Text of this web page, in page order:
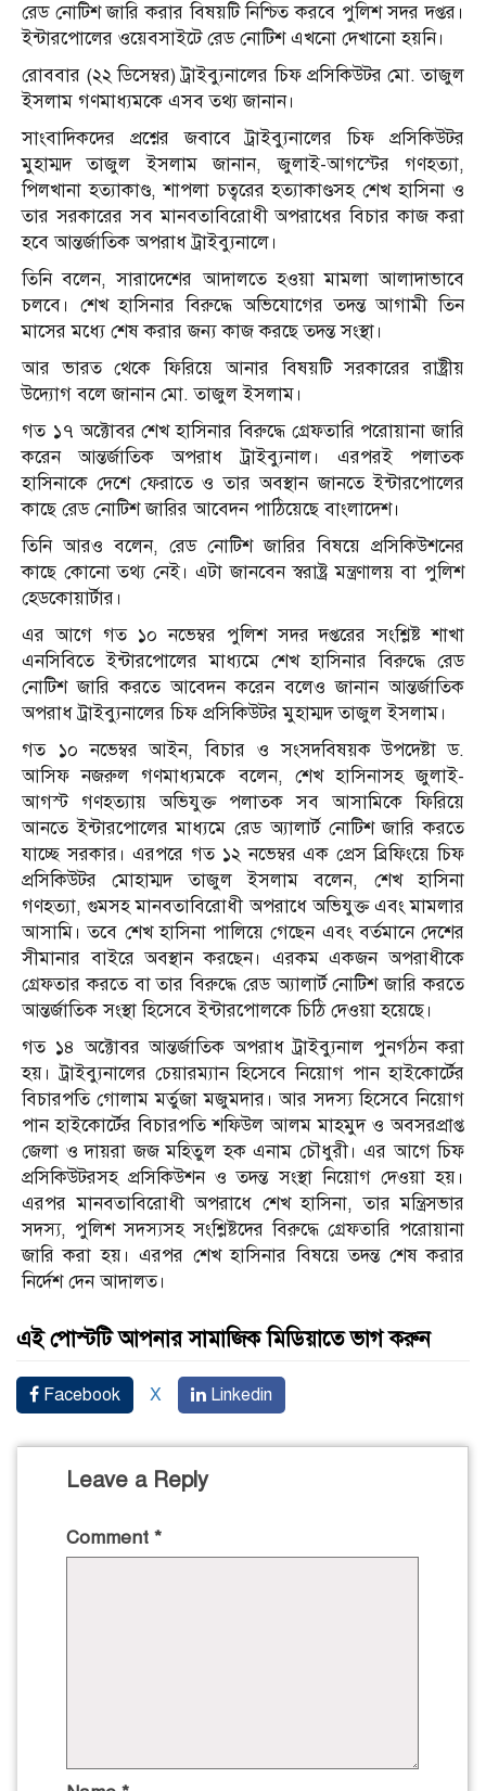
রেড নোটিশ জারি করার বিষয়টি নিশ্চিত করবে পুলিশ সদর দপ্তর।
ইন্টারপোলের ওয়েবসাইটে রেড নোটিশ এখনো দেখানো হয়নি।
রোববার (২২ ডিসেম্বর) ট্রাইব্যুনালের চিফ প্রসিকিউটর মো. তাজুল
ইসলাম গণমাধ্যমকে এসব তথ্য জানান।
সাংবাদিকদের প্রশ্নের জবাবে ট্রাইব্যুনালের চিফ প্রসিকিউটর
মুহাম্মদ তাজুল ইসলাম জানান, জুলাই-আগস্টের গণহত্যা,
পিলখানা হত্যাকাণ্ড, শাপলা চত্বরের হত্যাকাণ্ডসহ শেখ হাসিনা ও
তার সরকারের সব মানবতাবিরোধী অপরাধের বিচার কাজ করা
হবে আন্তর্জাতিক অপরাধ ট্রাইব্যুনালে।
তিনি বলেন, সারাদেশের আদালতে হওয়া মামলা আলাদাভাবে
চলবে। শেখ হাসিনার বিরুদ্ধে অভিযোগের তদন্ত আগামী তিন
মাসের মধ্যে শেষ করার জন্য কাজ করছে তদন্ত সংস্থা।
আর ভারত থেকে ফিরিয়ে আনার বিষয়টি সরকারের রাষ্ট্রীয়
উদ্যোগ বলে জানান মো. তাজুল ইসলাম।
গত ১৭ অক্টোবর শেখ হাসিনার বিরুদ্ধে গ্রেফতারি পরোয়ানা জারি
করেন আন্তর্জাতিক অপরাধ ট্রাইব্যুনাল। এরপরই পলাতক
হাসিনাকে দেশে ফেরাতে ও তার অবস্থান জানতে ইন্টারপোলের
কাছে রেড নোটিশ জারির আবেদন পাঠিয়েছে বাংলাদেশ।
তিনি আরও বলেন, রেড নোটিশ জারির বিষয়ে প্রসিকিউশনের
কাছে কোনো তথ্য নেই। এটা জানবেন স্বরাষ্ট্র মন্ত্রণালয় বা পুলিশ
হেডকোয়ার্টার।
এর আগে গত ১০ নভেম্বর পুলিশ সদর দপ্তরের সংশ্লিষ্ট শাখা
এনসিবিতে ইন্টারপোলের মাধ্যমে শেখ হাসিনার বিরুদ্ধে রেড
নোটিশ জারি করতে আবেদন করেন বলেও জানান আন্তর্জাতিক
অপরাধ ট্রাইব্যুনালের চিফ প্রসিকিউটর মুহাম্মদ তাজুল ইসলাম।
গত ১০ নভেম্বর আইন, বিচার ও সংসদবিষয়ক উপদেষ্টা ড.
আসিফ নজরুল গণমাধ্যমকে বলেন, শেখ হাসিনাসহ জুলাই-
আগস্ট গণহত্যায় অভিযুক্ত পলাতক সব আসামিকে ফিরিয়ে
আনতে ইন্টারপোলের মাধ্যমে রেড অ্যালার্ট নোটিশ জারি করতে
যাচ্ছে সরকার। এরপরে গত ১২ নভেম্বর এক প্রেস ব্রিফিংয়ে চিফ
প্রসিকিউটর মোহাম্মদ তাজুল ইসলাম বলেন, শেখ হাসিনা
গণহত্যা, গুমসহ মানবতাবিরোধী অপরাধে অভিযুক্ত এবং মামলার
আসামি। তবে শেখ হাসিনা পালিয়ে গেছেন এবং বর্তমানে দেশের
সীমানার বাইরে অবস্থান করছেন। এরকম একজন অপরাধীকে
গ্রেফতার করতে বা তার বিরুদ্ধে রেড অ্যালার্ট নোটিশ জারি করতে
আন্তর্জাতিক সংস্থা হিসেবে ইন্টারপোলকে চিঠি দেওয়া হয়েছে।
গত ১৪ অক্টোবর আন্তর্জাতিক অপরাধ ট্রাইব্যুনাল পুনর্গঠন করা
হয়। ট্রাইব্যুনালের চেয়ারম্যান হিসেবে নিয়োগ পান হাইকোর্টের
বিচারপতি গোলাম মর্তুজা মজুমদার। আর সদস্য হিসেবে নিয়োগ
পান হাইকোর্টের বিচারপতি শফিউল আলম মাহমুদ ও অবসরপ্রাপ্ত
জেলা ও দায়রা জজ মহিতুল হক এনাম চৌধুরী। এর আগে চিফ
প্রসিকিউটরসহ প্রসিকিউশন ও তদন্ত সংস্থা নিয়োগ দেওয়া হয়।
এরপর মানবতাবিরোধী অপরাধে শেখ হাসিনা, তার মন্ত্রিসভার
সদস্য, পুলিশ সদস্যসহ সংশ্লিষ্টদের বিরুদ্ধে গ্রেফতারি পরোয়ানা
জারি করা হয়। এরপর শেখ হাসিনার বিষয়ে তদন্ত শেষ করার
নির্দেশ দেন আদালত।
এই পোস্টটি আপনার সামাজিক মিডিয়াতে ভাগ করুন
Facebook X Linkedin
Leave a Reply
Comment *